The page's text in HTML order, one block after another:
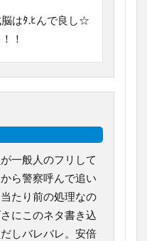
はﾀ.ﾋんで良し☆
！
一般人のフリして
ら警察呼んで追い
たり前の処理なの
にこのネタ書き込
しバレバレ。安倍